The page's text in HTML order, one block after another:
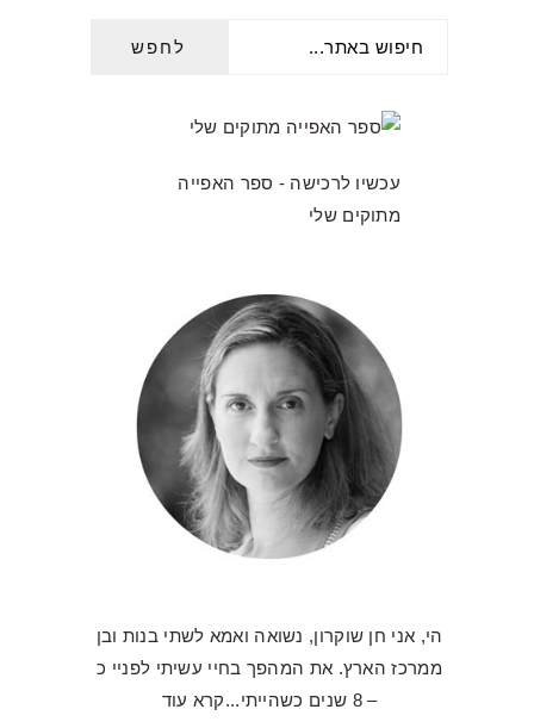
PRIMARY
עכשיו לרכישה - ספר האפייה
מתוקים שלי
הי, אני חן שוקרון, נשואה ואמא לשתי בנות ובן
ממרכז הארץ. את המהפך בחיי עשיתי לפניי כ
– 8 שנים כשהייתי...
קרא עוד